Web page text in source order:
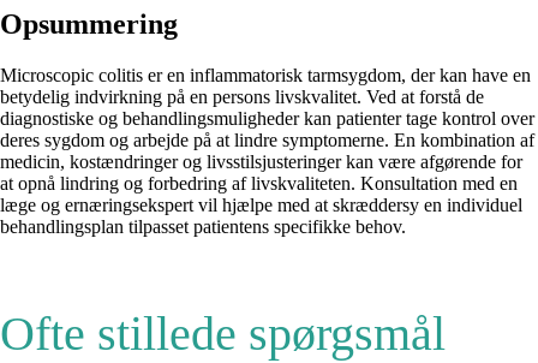
Opsummering
Microscopic colitis er en inflammatorisk tarmsygdom, der kan have en
betydelig indvirkning på en persons livskvalitet. Ved at forstå de
diagnostiske og behandlingsmuligheder kan patienter tage kontrol over
deres sygdom og arbejde på at lindre symptomerne. En kombination af
medicin, kostændringer og livsstilsjusteringer kan være afgørende for
at opnå lindring og forbedring af livskvaliteten. Konsultation med en
læge og ernæringsekspert vil hjælpe med at skræddersy en individuel
behandlingsplan tilpasset patientens specifikke behov.
Ofte stillede spørgsmål